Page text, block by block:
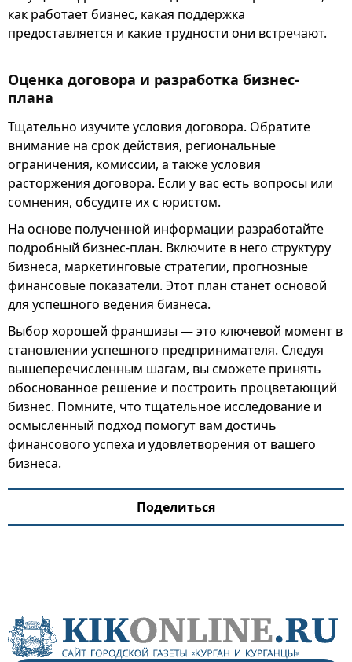
как работает бизнес, какая поддержка
предоставляется и какие трудности они встречают.
Оценка договора и разработка бизнес-
плана
Тщательно изучите условия договора. Обратите
внимание на срок действия, региональные
ограничения, комиссии, а также условия
расторжения договора. Если у вас есть вопросы или
сомнения, обсудите их с юристом.
На основе полученной информации разработайте
подробный бизнес-план. Включите в него структуру
бизнеса, маркетинговые стратегии, прогнозные
финансовые показатели. Этот план станет основой
для успешного ведения бизнеса.
Выбор хорошей франшизы — это ключевой момент в
становлении успешного предпринимателя. Следуя
вышеперечисленным шагам, вы сможете принять
обоснованное решение и построить процветающий
бизнес. Помните, что тщательное исследование и
осмысленный подход помогут вам достичь
финансового успеха и удовлетворения от вашего
бизнеса.
Поделиться